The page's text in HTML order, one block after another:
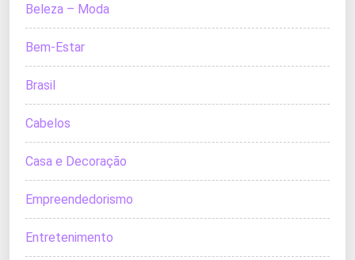
Beleza – Moda
Bem-Estar
Brasil
Cabelos
Casa e Decoração
Empreendedorismo
Entretenimento